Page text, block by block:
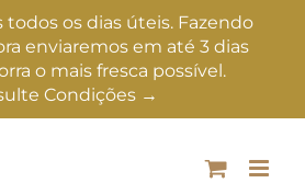
todos os dias úteis. Fazendo
enviaremos em até 3 dias
o mais fresca possível.
Condições →